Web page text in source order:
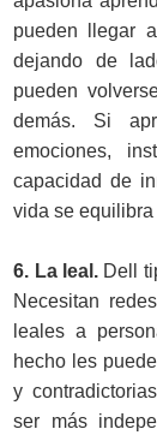
pueden llegar
dejando de
pueden
demás. Si
emociones,
capacidad de
vida se equilibra
6. La leal. Dell
Necesitan
leales a
hecho les
y
ser más